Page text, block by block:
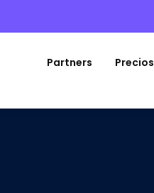
Partners Precios